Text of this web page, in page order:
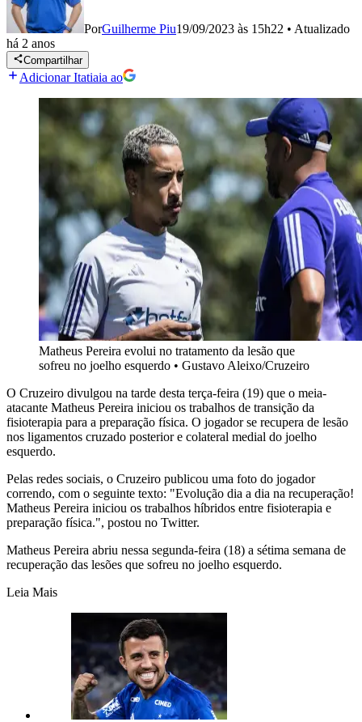
PorGuilherme Piu19/09/2023 às 15h22 • Atualizado
há 2 anos
Compartilhar
Adicionar Itatiaia ao
Matheus Pereira evolui no tratamento da lesão que
sofreu no joelho esquerdo • Gustavo Aleixo/Cruzeiro
O Cruzeiro divulgou na tarde desta terça-feira (19) que o meia-
atacante Matheus Pereira iniciou os trabalhos de transição da
fisioterapia para a preparação física. O jogador se recupera de lesão
nos ligamentos cruzado posterior e colateral medial do joelho
esquerdo.
Pelas redes sociais, o Cruzeiro publicou uma foto do jogador
correndo, com o seguinte texto: "Evolução dia a dia na recuperação!
Matheus Pereira iniciou os trabalhos híbridos entre fisioterapia e
preparação física.", postou no Twitter.
Matheus Pereira abriu nessa segunda-feira (18) a sétima semana de
recuperação das lesões que sofreu no joelho esquerdo.
Leia Mais